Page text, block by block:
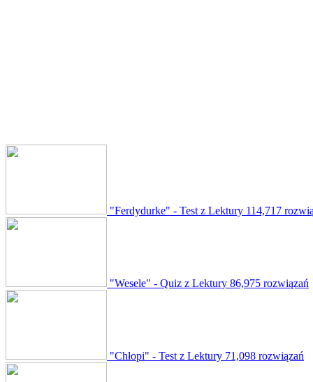
"Ferdydurke" - Test z Lektury 114,717
"Wesele" - Quiz z Lektury 86,975 rozwiązań
"Chłopi" - Test z Lektury 71,098 rozwiązań